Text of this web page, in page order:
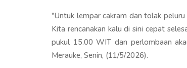
"Untuk lempar cakram dan tolak
Kita rencanakan kalu di sini cepat
pukul 15.00 WIT dan perlombaan
Merauke, Senin, (11/5/2026).